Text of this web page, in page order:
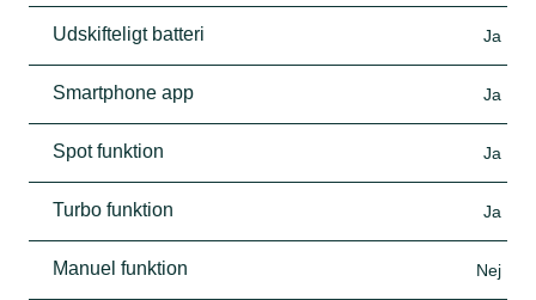
Udskifteligt batteri Ja
Smartphone app Ja
Spot funktion Ja
Turbo funktion Ja
Manuel funktion Nej